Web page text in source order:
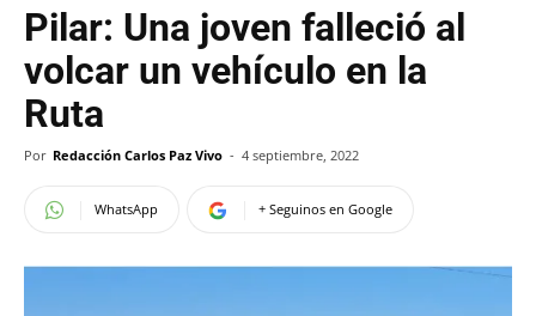
Pilar: Una joven falleció al
volcar un vehículo en la
Ruta
Por Redacción Carlos Paz Vivo - 4 septiembre, 2022
WhatsApp + Seguinos en Google